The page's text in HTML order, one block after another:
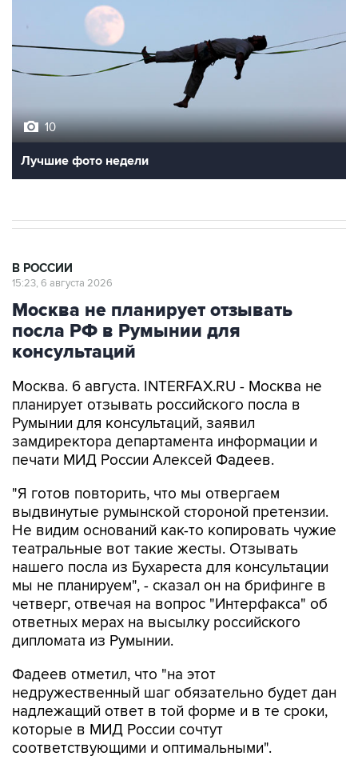
10
Лучшие фото недели
В РОССИИ
15:23, 6 августа 2026
Москва не планирует отзывать
посла РФ в Румынии для
консультаций
Москва. 6 августа. INTERFAX.RU - Москва не
планирует отзывать российского посла в
Румынии для консультаций, заявил
замдиректора департамента информации и
печати МИД России Алексей Фадеев.
"Я готов повторить, что мы отвергаем
выдвинутые румынской стороной претензии.
Не видим оснований как-то копировать чужие
театральные вот такие жесты. Отзывать
нашего посла из Бухареста для консультации
мы не планируем", - сказал он на брифинге в
четверг, отвечая на вопрос "Интерфакса" об
ответных мерах на высылку российского
дипломата из Румынии.
Фадеев отметил, что "на этот
недружественный шаг обязательно будет дан
надлежащий ответ в той форме и в те сроки,
которые в МИД России сочтут
соответствующими и оптимальными".